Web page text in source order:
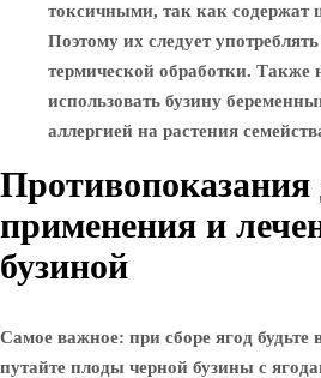
токсичными, так как содержат
Поэтому их следует
термической обработки. Также
использовать бузину
аллергией на растения
Противопоказания
применения и
бузиной
Самое важное: при сборе ягод
путайте плоды черной бузины с